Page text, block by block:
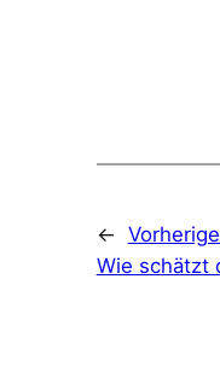
←
Wie schätzt